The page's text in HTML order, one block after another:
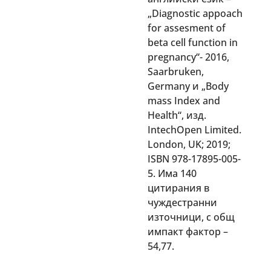
„Diagnostic appoach
for assesment of
beta cell function in
pregnancy“- 2016,
Saarbruken,
Germany и „Body
mass Index and
Health“, изд.
IntechOpen Limited.
London, UK; 2019;
ISBN 978-17895-005-
5. Има 140
цитирания в
чуждестранни
източници, с общ
импакт фактор –
54,77.